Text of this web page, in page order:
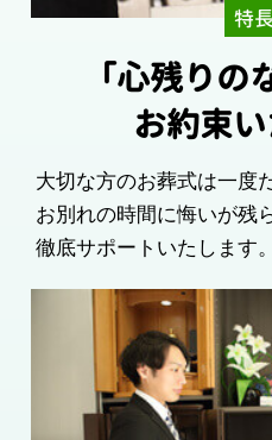
特長
「心残りの
お約束
大切な方のお葬式は一度
お別れの時間に悔いが残
徹底サポートいたします。